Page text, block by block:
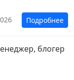
Подробнее
блогер